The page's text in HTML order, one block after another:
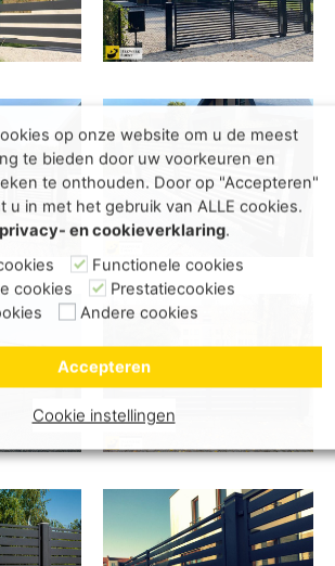
op onze website om u de meest
te bieden door uw voorkeuren en
te onthouden. Door op "Accepteren"
u in met het gebruik van ALLE cookies.
privacy- en cookieverklaring.
Functionele cookies
cookies
Prestatiecookies
Andere cookies
Cookie instellingen
Accepteren